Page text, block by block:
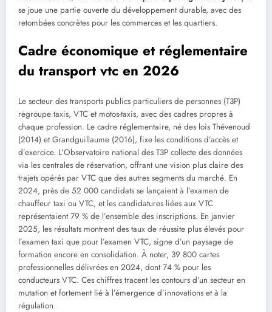
se joue une partie ouverte du développement durable, avec des
retombées concrètes pour les commerces et les quartiers.
Cadre économique et réglementaire
du transport vtc en 2026
Le secteur des transports publics particuliers de personnes (T3P)
regroupe taxis, VTC et motos-taxis, avec des cadres propres à
chaque profession. Le cadre réglementaire, né des lois Thévenoud
(2014) et Grandguillaume (2016), fixe les conditions d’accès et
d’exercice. L’Observatoire national des T3P collecte des données
via les centrales de réservation, offrant une vision plus claire des
trajets opérés par VTC que des autres segments du marché. En
2024, près de 52 000 candidats se lançaient à l’examen de
chauffeur taxi ou VTC, et les candidatures liées aux VTC
représentaient 79 % de l’ensemble des inscriptions. En janvier
2025, les résultats montrent des taux de réussite plus élevés pour
l’examen taxi que pour l’examen VTC, signe d’un paysage de
formation encore en consolidation. À noter, 39 800 cartes
professionnelles délivrées en 2024, dont 74 % pour les
conducteurs VTC. Ces chiffres tracent les contours d’un secteur en
mutation et fortement lié à l’émergence d’innovations et à la
régulation.